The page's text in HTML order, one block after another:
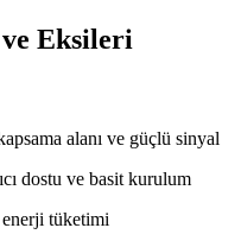
Eksileri
alanı ve güçlü sinyal
dostu ve basit kurulum
tüketimi